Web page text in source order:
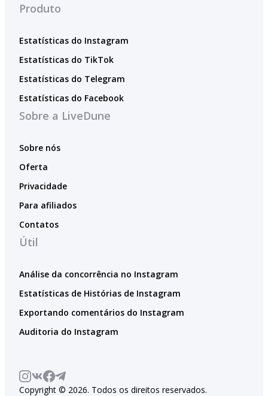
Produto
Estatísticas do Instagram
Estatísticas do TikTok
Estatísticas do Telegram
Estatísticas do Facebook
Sobre a LiveDune
Sobre nós
Oferta
Privacidade
Para afiliados
Contatos
Útil
Análise da concorrência no Instagram
Estatísticas de Histórias de Instagram
Exportando comentários do Instagram
Auditoria do Instagram
Copyright © 2026. Todos os direitos reservados.